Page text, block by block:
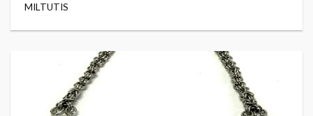
MILTUTIS